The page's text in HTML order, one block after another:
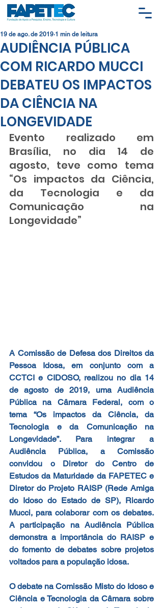
AUDIÊNCIA PÚBLICA
COM RICARDO MUCCI
DEBATEU OS IMPACTOS
DA CIÊNCIA NA
LONGEVIDADE
19 de ago. de 2019 1 min de leitura
Evento realizado em
Brasília, no dia 14 de
agosto, teve como tema
“Os impactos da Ciência,
da Tecnologia e da
Comunicação na
Longevidade”
A Comissão de Defesa dos Direitos da
Pessoa Idosa, em conjunto com a
CCTCI e CIDOSO, realizou no dia 14
de agosto de 2019, uma Audiência
Pública na Câmara Federal, com o
tema “Os impactos da Ciência, da
Tecnologia e da Comunicação na
Longevidade”. Para integrar a
Audiência Pública, a Comissão
convidou o Diretor do Centro de
Estudos da Maturidade da FAPETEC e
Diretor do Projeto RAISP (Rede Amiga
do Idoso do Estado de SP), Ricardo
Mucci, para colaborar com os debates.
A participação na Audiência Pública
demonstra a importância do RAISP e
do fomento de debates sobre projetos
voltados para a população idosa.
O debate na Comissão Misto do Idoso e
Ciência e Tecnologia da Câmara sobre